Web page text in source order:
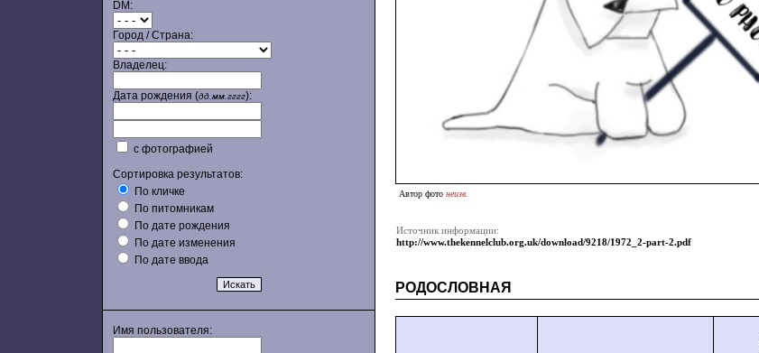
DM:
Город / Страна:
Владелец:
Дата рождения (дд.мм.гггг):
с фотографией
Сортировка результатов:
По кличке
По питомникам
По дате рождения
По дате изменения
По дате ввода
Имя пользователя:
Автор фото неизв.
Источник информации:
http://www.thekennelclub.org.uk/download/9218/1972_2-part-2.pdf
РОДОСЛОВНАЯ